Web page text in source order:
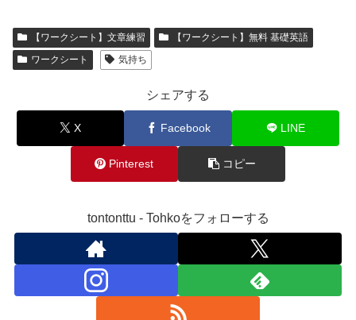
【ワークシート】文章練習
【ワークシート】無料 基礎英語
ワークシート
気持ち
シェアする
X Facebook LINE
Pinterest コピー
tontonttu - Tohkoをフォローする